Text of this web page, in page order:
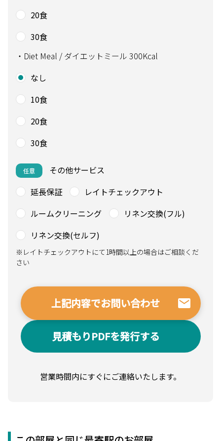
20食
30食
・Diet Meal / ダイエットミール 300Kcal
なし
10食
20食
30食
任意
その他サービス
延長保証
レイトチェックアウト
ルームクリーニング
リネン交換(フル)
リネン交換(セルフ)
※レイトチェックアウトにて1時間以上の場合はご相談くだ
さい
見積もりPDFを発行する
営業時間内にすぐにご連絡いたします。